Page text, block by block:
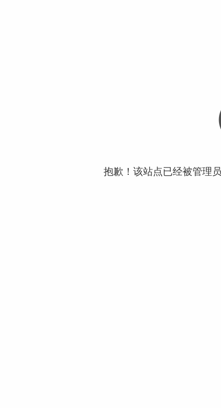
抱歉！该站点已经被管理